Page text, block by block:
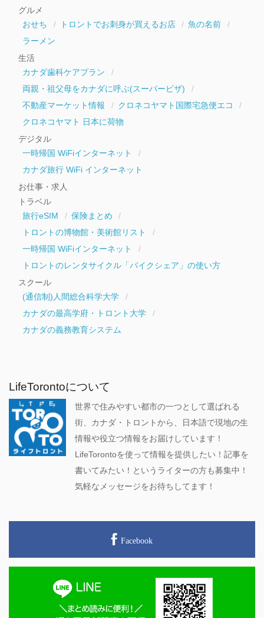
グルメ
おせち
トロントでお刺身が買えるお店
魚の名前
ラーメン
生活
カナダ歯科ケアプラン
両親・祖父母をカナダに呼ぶ(スーパービザ)
不動産マーケット情報
クロネコヤマト国際宅急便エコ
クロネコヤマト 日本に荷物
デジタル
一時帰国 WiFiインターネット
カナダ旅行 WiFi インターネット
お仕事・求人
トラベル
旅行eSIM
保険まとめ
トロントの博物館・美術館リスト
一時帰国 WiFiインターネット
トロントのレンタサイクル「バイクシェア」の使い方
スクール
(通信制)人間総合科学大学
カナダの最高学府・トロント大学
カナダの義務教育システム
LifeTorontoについて
世界で住みやすい都市の一つとして選ばれる
街、カナダ・トロントから、日本語で現地の生
情報や役立つ情報をお届けしています！
LifeTorontoを使って情報を提供したい！記事を
書いてみたい！というライターの方も募集中！
気軽なメッセージをお待ちしてます！
Facebook